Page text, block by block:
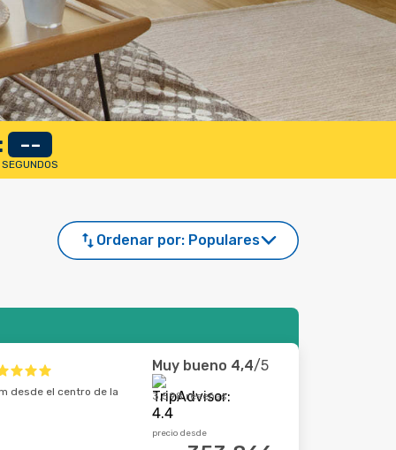
--
SEGUNDOS
Ordenar por: Populares
desde el centro de la
Muy bueno 4,4/5
3.598 reseñas
precio desde